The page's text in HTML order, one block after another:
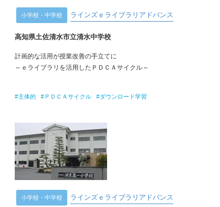
小学校・中学校 ラインズｅライブラリアドバンス
高知県土佐清水市立清水中学校
計画的な活用が授業改善の手立てに
～ｅライブラリを活用したＰＤＣＡサイクル～
#主体的 #ＰＤＣＡサイクル #ダウンロード学習
小学校・中学校 ラインズｅライブラリアドバンス